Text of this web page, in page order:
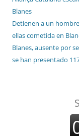
Blanes
Detienen a un
ellas cometida en
Blanes, ausente por
se han presentado